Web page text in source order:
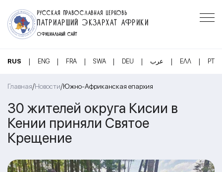
РУССКАЯ ПРАВОСЛАВНАЯ ЦЕРКОВЬ
ПАТРИАРШИЙ ЭКЗАРХАТ АФРИКИ
ОФИЦИАЛЬНЫЙ САЙТ
RUS | ENG | FRA | SWA | DEU | عرب | ΕΛΛ | PT
Главная/Новости/Южно-Африканская епархия
30 жителей округа Кисии в
Кении приняли Святое
Крещение